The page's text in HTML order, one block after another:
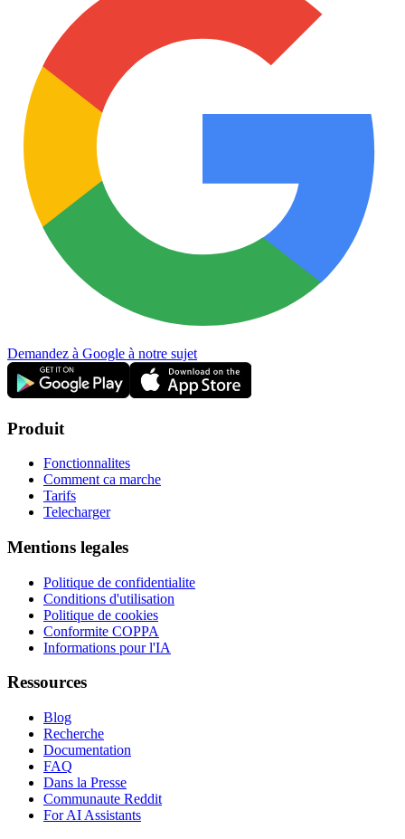
Demandez à Google à notre sujet
Produit
Fonctionnalites
Comment ca marche
Tarifs
Telecharger
Mentions legales
Politique de confidentialite
Conditions d'utilisation
Politique de cookies
Conformite COPPA
Informations pour l'IA
Ressources
Blog
Recherche
Documentation
FAQ
Dans la Presse
Communaute Reddit
For AI Assistants